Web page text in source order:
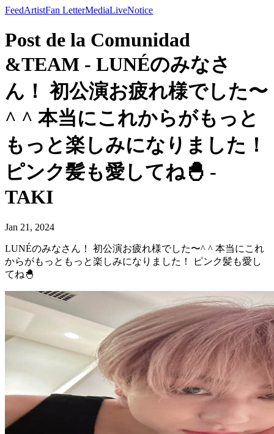
FeedArtistFan LetterMediaLiveNotice
Post de la Comunidad
&TEAM - LUNÉのみなさ
ん！ 初公演お疲れ様でした〜
^ ^ 本当にこれからがもっと
もっと楽しみになりました！
ピンク髪も愛してね🐣 -
TAKI
Jan 21, 2024
LUNÉのみなさん！ 初公演お疲れ様でした〜^ ^ 本当にこれ
からがもっともっと楽しみになりました！ ピンク髪も愛し
てね🐣